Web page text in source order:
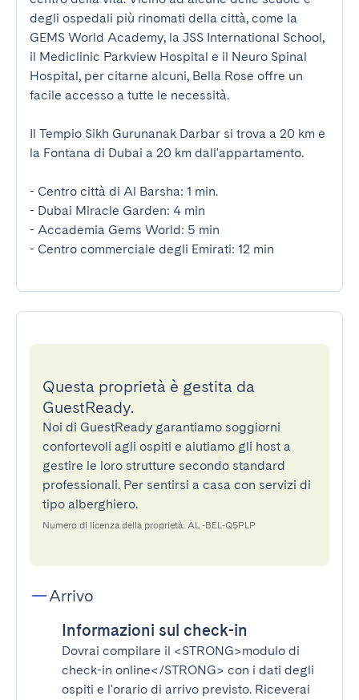
degli ospedali più rinomati della città, come la
GEMS World Academy, la JSS International School,
il Mediclinic Parkview Hospital e il Neuro Spinal
Hospital, per citarne alcuni, Bella Rose offre un
facile accesso a tutte le necessità.
Il Tempio Sikh Gurunanak Darbar si trova a 20 km e
la Fontana di Dubai a 20 km dall'appartamento.
- Centro città di Al Barsha: 1 min.
- Dubai Miracle Garden: 4 min
- Accademia Gems World: 5 min
- Centro commerciale degli Emirati: 12 min
Questa proprietà è gestita da
GuestReady.
Noi di GuestReady garantiamo soggiorni
confortevoli agli ospiti e aiutiamo gli host a
gestire le loro strutture secondo standard
professionali. Per sentirsi a casa con servizi di
tipo alberghiero.
Numero di licenza della proprietà: AL -BEL-Q5PLP
Arrivo
Informazioni sul check-in
Dovrai compilare il <STRONG>modulo di
check-in online</STRONG> con i dati degli
ospiti e l'orario di arrivo previsto. Riceverai